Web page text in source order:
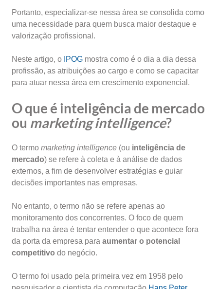
Portanto, especializar-se nessa área se consolida como
uma necessidade para quem busca maior destaque e
valorização profissional.
Neste artigo, o IPOG mostra como é o dia a dia dessa
profissão, as atribuições ao cargo e como se capacitar
para atuar nessa área em crescimento exponencial.
O que é inteligência de mercado
ou marketing intelligence?
O termo marketing intelligence (ou inteligência de
mercado) se refere à coleta e à análise de dados
externos, a fim de desenvolver estratégias e guiar
decisões importantes nas empresas.
No entanto, o termo não se refere apenas ao
monitoramento dos concorrentes. O foco de quem
trabalha na área é tentar entender o que acontece fora
da porta da empresa para aumentar o potencial
competitivo do negócio.
O termo foi usado pela primeira vez em 1958 pelo